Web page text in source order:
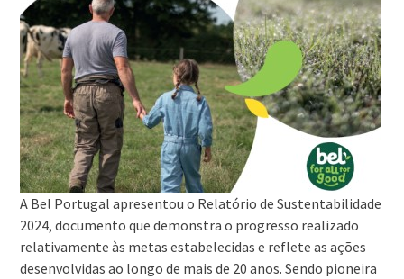
A Bel Portugal apresentou o Relatório de Sustentabilidade
2024, documento que demonstra o progresso realizado
relativamente às metas estabelecidas e reflete as ações
desenvolvidas ao longo de mais de 20 anos. Sendo pioneira